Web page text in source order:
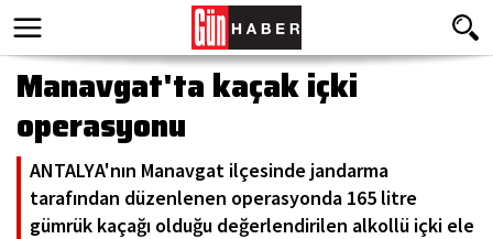
Manavgat'ta kaçak içki
operasyonu
ANTALYA'nın Manavgat ilçesinde jandarma
tarafından düzenlenen operasyonda 165 litre
gümrük kaçağı olduğu değerlendirilen alkollü içki ele